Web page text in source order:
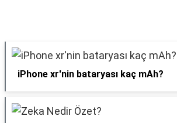
iPhone xr'nin bataryası kaç mAh?